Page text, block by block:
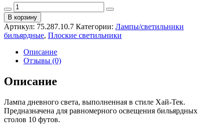
Лампа
плоская
светодиодная
«Longoni
Compact»
(черная,
золотистый
отражатель,
quantity
В корзину
Артикул: 75.287.10.7 Категории: Лампы/светильники
бильярдные, Плоские светильники
Описание
Отзывы (0)
Описание
Лампа дневного света, выполненная в стиле Хай-Тек.
Предназначена для равномерного освещения бильярдных
столов 10 футов.